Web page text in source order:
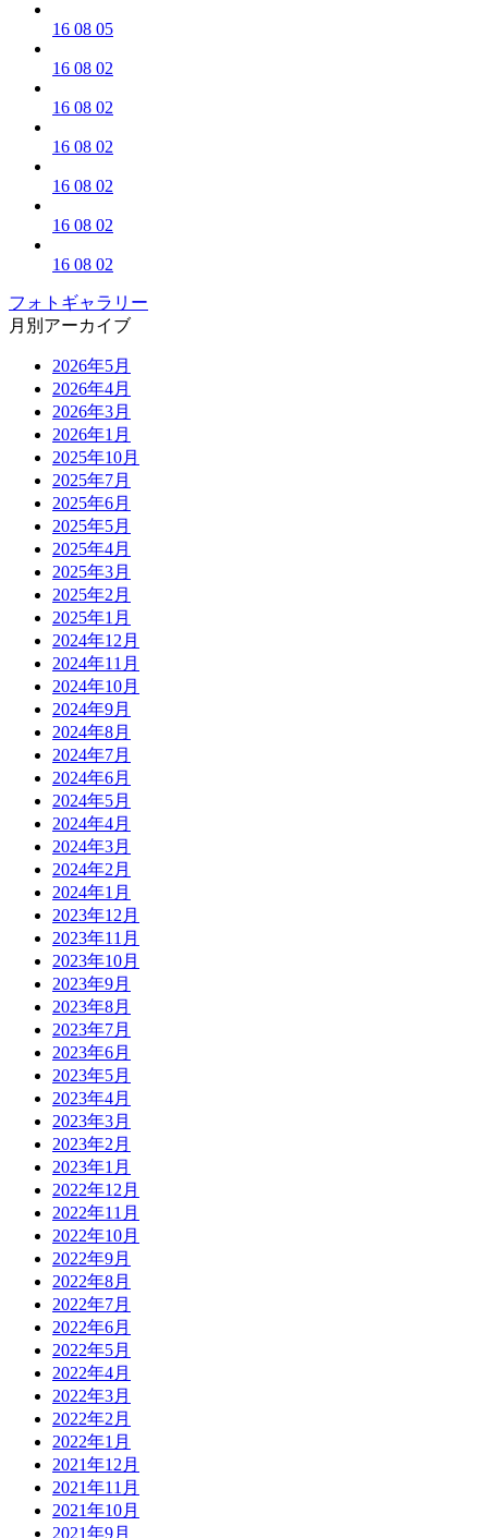
16 08 05
16 08 02
16 08 02
16 08 02
16 08 02
16 08 02
16 08 02
フォトギャラリー
月別アーカイブ
2026年5月
2026年4月
2026年3月
2026年1月
2025年10月
2025年7月
2025年6月
2025年5月
2025年4月
2025年3月
2025年2月
2025年1月
2024年12月
2024年11月
2024年10月
2024年9月
2024年8月
2024年7月
2024年6月
2024年5月
2024年4月
2024年3月
2024年2月
2024年1月
2023年12月
2023年11月
2023年10月
2023年9月
2023年8月
2023年7月
2023年6月
2023年5月
2023年4月
2023年3月
2023年2月
2023年1月
2022年12月
2022年11月
2022年10月
2022年9月
2022年8月
2022年7月
2022年6月
2022年5月
2022年4月
2022年3月
2022年2月
2022年1月
2021年12月
2021年11月
2021年10月
2021年9月